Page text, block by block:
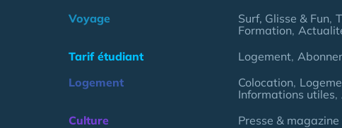
Voyage
Surf, Glisse & Fun
Formation
Tarif étudiant
Logement
Logement
Colocation
Informations utiles
Culture
Presse &